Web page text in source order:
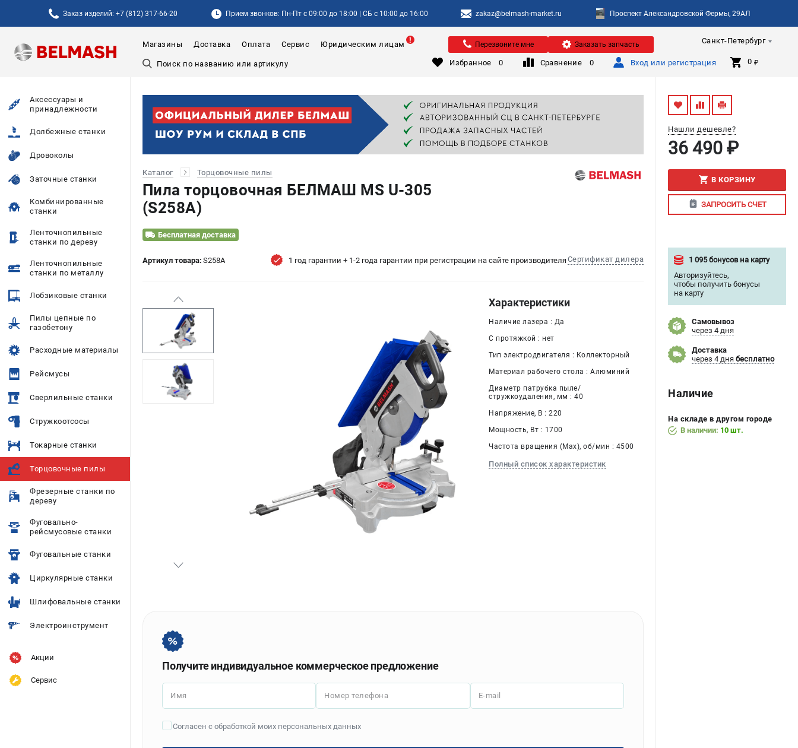
Заказ изделий: +7 (812) 317-66-20 Прием звонков: Пн-Пт с 09:00 до 18:00 | СБ с 10:00 до 16:00 zakaz@belmash-market.ru Проспект Александровской Фермы, 29АЛ
Санкт-Петербург
Магазины Доставка Оплата Сервис Юридическим лицам Перезвоните мне Заказать запчасть
Избранное 0 Сравнение 0 Вход или регистрация 0 ₽
Аксессуары и
принадлежности
Долбежные станки
Дровоколы
Заточные станки
Комбинированные
станки
Ленточнопильные
станки по дереву
Ленточнопильные
станки по металлу
Лобзиковые станки
Пилы цепные по
газобетону
Расходные материалы
Рейсмусы
Сверлильные станки
Стружкоотсосы
Токарные станки
Торцовочные пилы
Фрезерные станки по
дереву
Фуговально-
рейсмусовые станки
Фуговальные станки
Циркулярные станки
Шлифовальные станки
Электроинструмент
Акции
Сервис
Каталог Торцовочные пилы
Пила торцовочная БЕЛМАШ MS U-305
(S258A)
Бесплатная доставка
Артикул товара: S258A Сертификат дилера
1 год гарантии + 1-2 года гарантии при регистрации на сайте производителя
Нашли дешевле?
36 490 ₽
В КОРЗИНУ
ЗАПРОСИТЬ СЧЕТ
1 095 бонусов на карту
Авторизуйтесь,
чтобы получить бонусы
на карту
Самовывоз
через 4 дня
Доставка
через 4 дня бесплатно
Наличие
На складе в другом городе
В наличии: 10 шт.
Характеристики
Наличие лазера : Да
С протяжкой : нет
Тип электродвигателя : Коллекторный
Материал рабочего стола : Алюминий
Диаметр патрубка пыле/
стружкоудаления, мм : 40
Напряжение, В : 220
Мощность, Вт : 1700
Частота вращения (Max), об/мин : 4500
Полный список характеристик
Получите индивидуальное коммерческое предложение
Имя Номер телефона E-mail
Согласен с обработкой моих персональных данных